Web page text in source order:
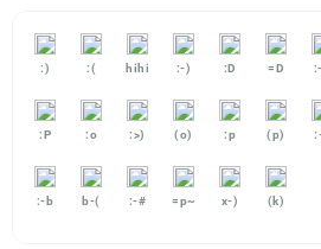
:) :( hihi :-) :D =D
:P :o :>) (o) :p (p)
:-b b-( :-# =p~ x-) (k)